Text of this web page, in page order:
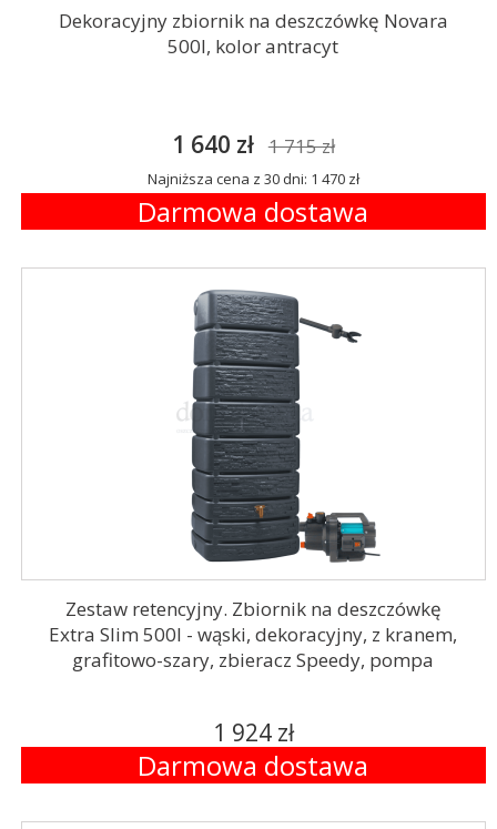
Dekoracyjny zbiornik na deszczówkę Novara
500l, kolor antracyt
1 640 zł 1 715 zł
Najniższa cena z 30 dni: 1 470 zł
Darmowa dostawa
Zestaw retencyjny. Zbiornik na deszczówkę
Extra Slim 500l - wąski, dekoracyjny, z kranem,
grafitowo-szary, zbieracz Speedy, pompa
1 924 zł
Darmowa dostawa